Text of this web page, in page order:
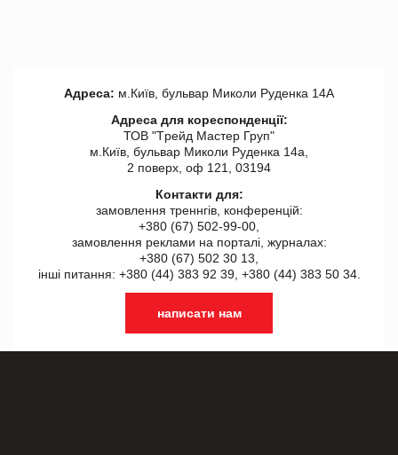
Адреса: м.Київ, бульвар Миколи Руденка 14А
Адреса для кореспонденції:
ТОВ "Tрейд Мастер Груп"
м.Київ, бульвар Миколи Руденка 14а,
2 поверх, оф 121, 03194
Контакти для:
замовлення треннгів, конференцій:
+380 (67) 502-99-00,
замовлення реклами на порталі, журналах:
+380 (67) 502 30 13,
інші питання: +380 (44) 383 92 39, +380 (44) 383 50 34.
написати нам